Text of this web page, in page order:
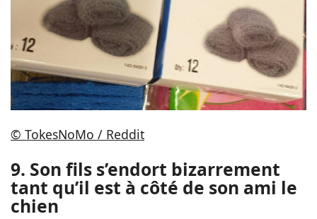
© TokesNoMo / Reddit
9. Son fils s’endort bizarrement
tant qu’il est à côté de son ami le
chien